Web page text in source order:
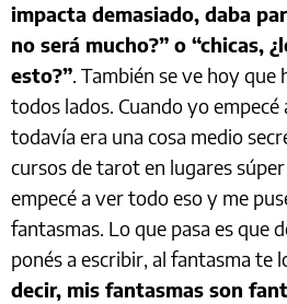
impacta demasiado, daba
no será mucho?” o “chicas,
esto?”. También se ve hoy
todos lados. Cuando yo
todavía era una cosa medio
cursos de tarot en lugares
empecé a ver todo eso y me
fantasmas. Lo que pasa es que
ponés a escribir, al fantasma te
decir, mis fantasmas son